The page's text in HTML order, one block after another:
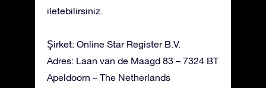
iletebilirsiniz.
Şirket: Online Star Register B.V.
Adres: Laan van de Maagd 83 – 7324 BT
Apeldoorn – The Netherlands